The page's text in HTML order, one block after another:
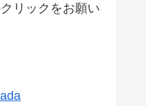
リックをお願い